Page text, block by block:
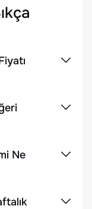
Ne